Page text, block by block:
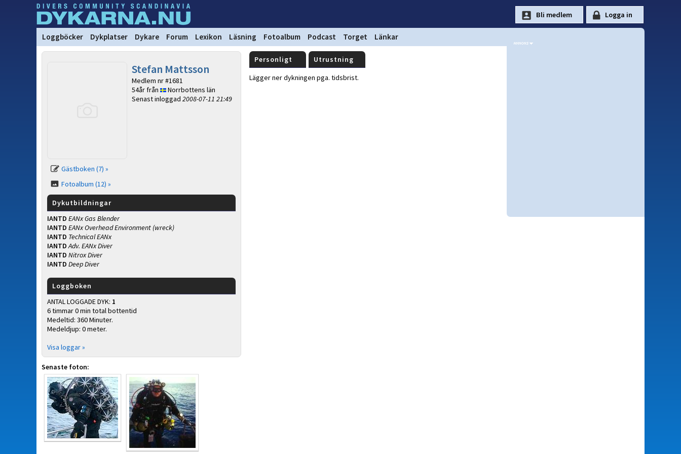
Loggböcker Dykplatser Dykare Forum Lexikon Läsning Fotoalbum Podcast Torget Länkar
Gästboken (7) »
Fotoalbum (12) »
Stefan Mattsson
Medlem nr #1681
54år från
Norrbottens län
Senast inloggad2008-07-11 21:49
Dykutbildningar
IANTD EANx Gas Blender
IANTD EANx Overhead Environment (wreck)
IANTD Technical EANx
IANTD Adv. EANx Diver
IANTD Nitrox Diver
IANTD Deep Diver
Loggboken
ANTAL LOGGADE DYK: 1
6 timmar 0 min total bottentid
Medeltid: 360 Minuter.
Medeldjup: 0 meter.
Visa loggar »
Senaste foton:
Personligt
Utrustning
Lägger ner dykningen pga. tidsbrist.